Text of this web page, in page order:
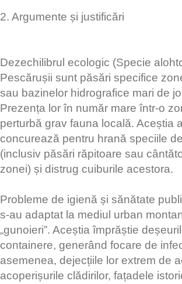
​2. Argumente și justificări
​Dezechilibrul ecologic (Specie
Pescărușii sunt păsări specifice
sau bazinelor hidrografice mari de
Prezența lor în număr mare într-o
perturbă grav fauna locală. Aceștia
concurează pentru hrană speciile
(inclusiv păsări răpitoare sau
zonei) și distrug cuiburile acestora.
​Probleme de igienă și sănătate
s-au adaptat la mediul urban
„gunoieri”. Aceștia împrăștie
containere, generând focare de
asemenea, dejecțiile lor extrem de
acoperișurile clădirilor, fațadele